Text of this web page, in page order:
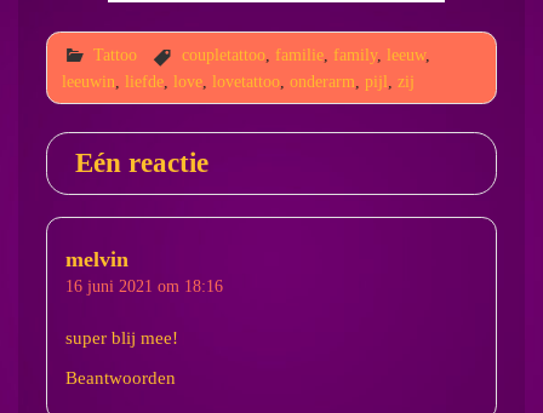
Tattoo coupletattoo, familie, family, leeuw,
leeuwin
liefde, love, lovetattoo, onderarm pijl zij
Eén reactie
melvin
16 juni 2021 om 18:16
super blij mee!
Beantwoorden